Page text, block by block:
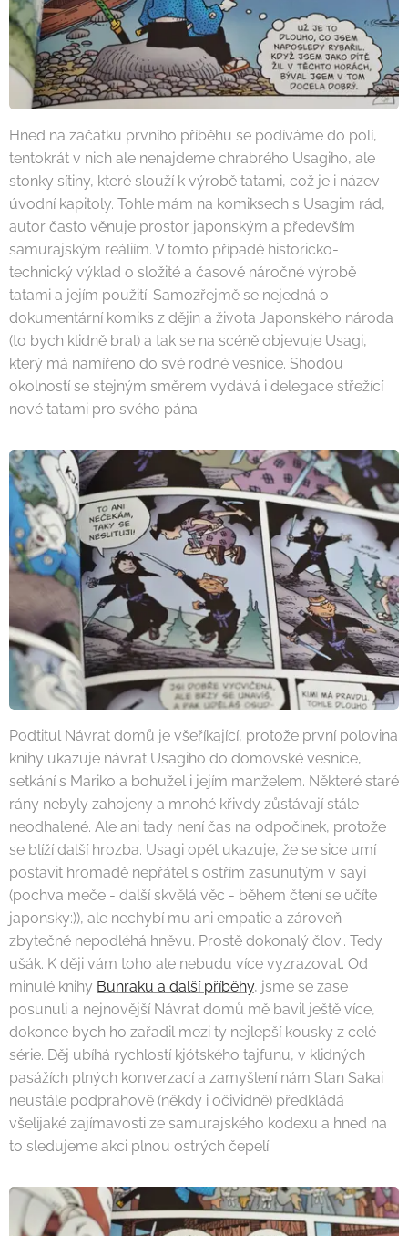
Hned na začátku prvního příběhu se podíváme do polí,
tentokrát v nich ale nenajdeme chrabrého Usagiho, ale
stonky sítiny, které slouží k výrobě tatami, což je i název
úvodní kapitoly. Tohle mám na komiksech s Usagim rád,
autor často věnuje prostor japonským a především
samurajským reáliím. V tomto případě historicko-
technický výklad o složité a časově náročné výrobě
tatami a jejím použití. Samozřejmě se nejedná o
dokumentární komiks z dějin a života Japonského národa
(to bych klidně bral) a tak se na scéně objevuje Usagi,
který má namířeno do své rodné vesnice. Shodou
okolností se stejným směrem vydává i delegace střežící
nové tatami pro svého pána.
Podtitul Návrat domů je všeříkající, protože první polovina
knihy ukazuje návrat Usagiho do domovské vesnice,
setkání s Mariko a bohužel i jejím manželem. Některé staré
rány nebyly zahojeny a mnohé křivdy zůstávají stále
neodhalené. Ale ani tady není čas na odpočinek, protože
se blíží další hrozba. Usagi opět ukazuje, že se sice umí
postavit hromadě nepřátel s ostřím zasunutým v sayi
(pochva meče - další skvělá věc - během čtení se učíte
japonsky:)), ale nechybí mu ani empatie a zároveň
zbytečně nepodléhá hněvu. Prostě dokonalý člov.. Tedy
ušák. K ději vám toho ale nebudu více vyzrazovat. Od
minulé knihy Bunraku a další příběhy, jsme se zase
posunuli a nejnovější Návrat domů mě bavil ještě více,
dokonce bych ho zařadil mezi ty nejlepší kousky z celé
série. Děj ubíhá rychlostí kjótského tajfunu, v klidných
pasážích plných konverzací a zamyšlení nám Stan Sakai
neustále podprahově (někdy i očividně) předkládá
všelijaké zajímavosti ze samurajského kodexu a hned na
to sledujeme akci plnou ostrých čepelí.